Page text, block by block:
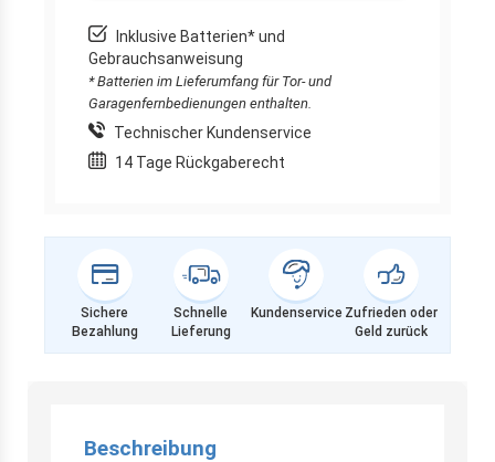
Inklusive Batterien* und
Gebrauchsanweisung
* Batterien im Lieferumfang für Tor- und
Garagenfernbedienungen enthalten.
Technischer Kundenservice
14 Tage Rückgaberecht
Sichere
Bezahlung
Schnelle
Lieferung
Kundenservice Zufrieden oder
Geld zurück
Beschreibung